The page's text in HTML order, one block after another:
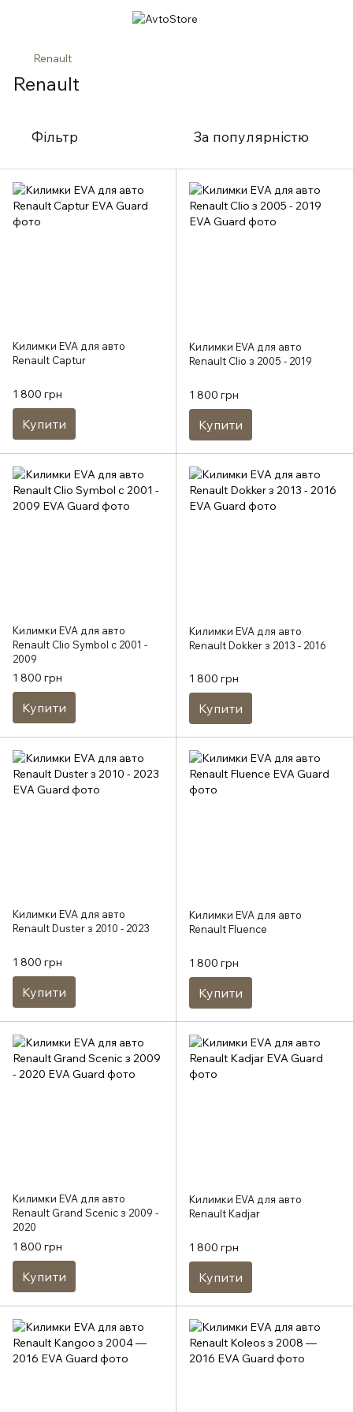
Renault
Renault
Фільтр За популярністю
Килимки EVA для авто
Renault Captur
1 800 грн
Купити
Килимки EVA для авто
Renault Clio з 2005 - 2019
1 800 грн
Купити
Килимки EVA для авто
Renault Clio Symbol c 2001 -
2009
1 800 грн
Купити
Килимки EVA для авто
Renault Dokker з 2013 - 2016
1 800 грн
Купити
Килимки EVA для авто
Renault Duster з 2010 - 2023
1 800 грн
Купити
Килимки EVA для авто
Renault Fluence
1 800 грн
Купити
Килимки EVA для авто
Renault Grand Scenic з 2009 -
2020
1 800 грн
Купити
Килимки EVA для авто
Renault Kadjar
1 800 грн
Купити